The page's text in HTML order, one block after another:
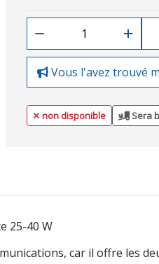
Vous l'avez trouvé
non disponible Sera
25-40 W
car il offre les